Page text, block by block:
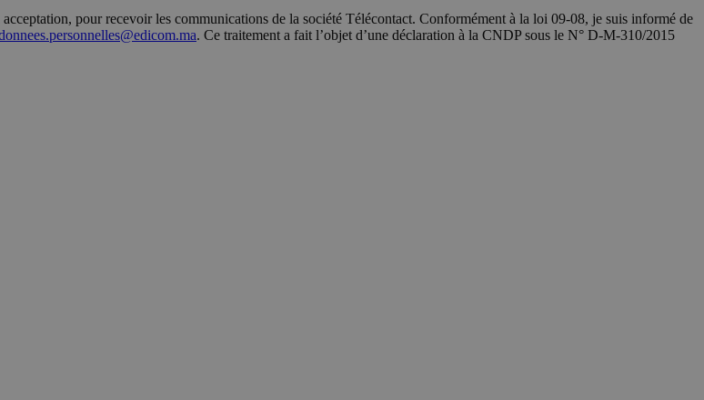
pour recevoir les communications de la société Télécontact. Conformément à la loi 09-08, je suis informé de
. Ce traitement a fait l’objet d’une déclaration à la CNDP sous le N° D-M-310/2015